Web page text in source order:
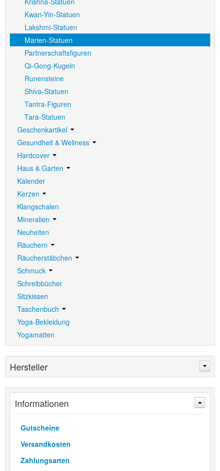
Kwan-Yin-Statuen
Lakshmi-Statuen
Marien-Statuen
Partnerschaftsfiguren
Qi-Gong-Kugeln
Runensteine
Shiva-Statuen
Tantra-Figuren
Tara-Statuen
Geschenkartikel
Gesundheit & Wellness
Hardcover
Haus & Garten
Kalender
Kerzen
Klangschalen
Mineralien
Neuheiten
Räuchern
Räucherstäbchen
Schmuck
Schreibbücher
Sitzkissen
Taschenbuch
Yoga-Bekleidung
Yogamatten
Hersteller
Informationen
Gutscheine
Versandkosten
Zahlungsarten